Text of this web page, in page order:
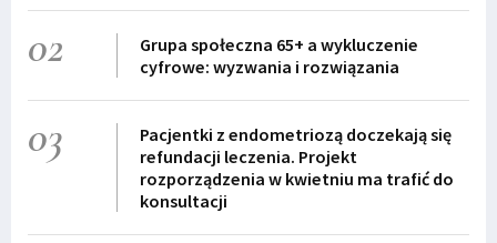
02
Grupa społeczna 65+ a wykluczenie
cyfrowe: wyzwania i rozwiązania
03
Pacjentki z endometriozą doczekają się
refundacji leczenia. Projekt
rozporządzenia w kwietniu ma trafić do
konsultacji